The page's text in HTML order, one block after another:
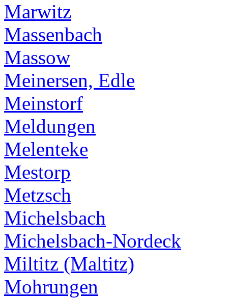
Marwitz
Massenbach
Massow
Meinersen, Edle
Meinstorf
Meldungen
Melenteke
Mestorp
Metzsch
Michelsbach
Michelsbach-Nordeck
Miltitz (Maltitz)
Mohrungen